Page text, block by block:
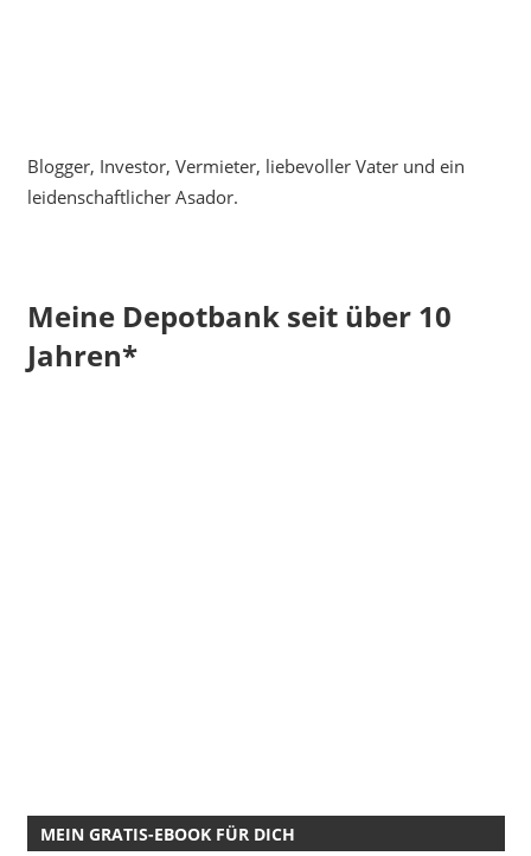
Blogger, Investor, Vermieter, liebevoller Vater und ein
leidenschaftlicher Asador.
Meine Depotbank seit über 10
Jahren*
MEIN GRATIS-EBOOK FÜR DICH